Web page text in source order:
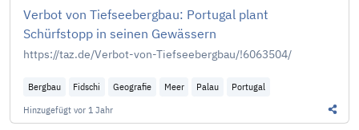
Verbot von Tiefseebergbau: Portugal plant
Schürfstopp in seinen Gewässern
https://taz.de/Verbot-von-Tiefseebergbau/!6063504/
Bergbau Fidschi Geografie Meer Palau
Portugal
Hinzugefügt vor 1 Jahr